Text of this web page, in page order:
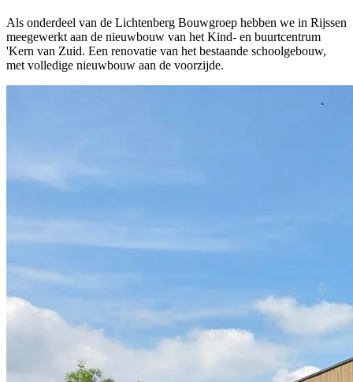
Als onderdeel van de Lichtenberg Bouwgroep hebben we in Rijssen
meegewerkt aan de nieuwbouw van het Kind- en buurtcentrum
'Kern van Zuid. Een renovatie van het bestaande schoolgebouw,
met volledige nieuwbouw aan de voorzijde.